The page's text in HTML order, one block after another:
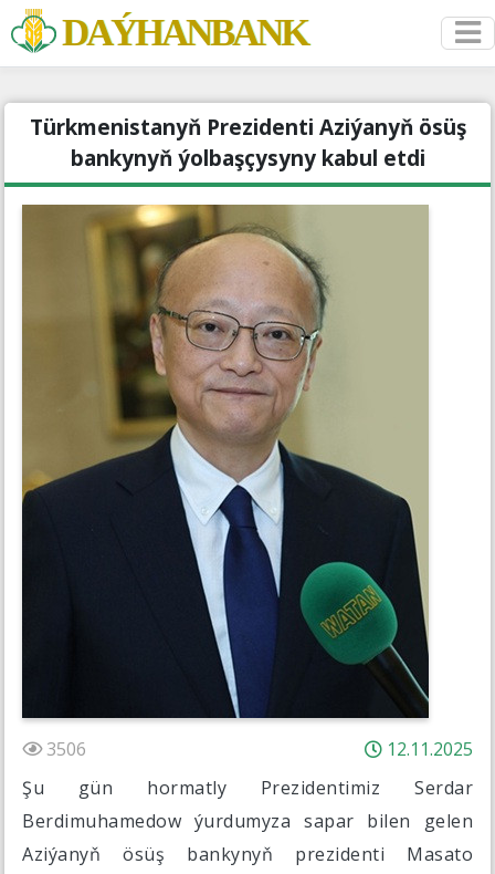
DAÝHANBANK
Türkmenistanyň Prezidenti Aziýanyň ösüş
bankynyň ýolbaşçysyny kabul etdi
3506
12.11.2025
Şu gün hormatly Prezidentimiz Serdar
Berdimuhamedow ýurdumyza sapar bilen gelen
Aziýanyň ösüş bankynyň prezidenti Masato